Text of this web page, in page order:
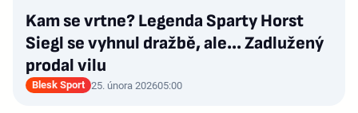
Kam se vrtne? Legenda Sparty Horst
Siegl se vyhnul dražbě, ale... Zadlužený
prodal vilu
Blesk Sport 25. února 202605:00